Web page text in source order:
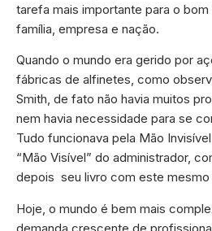
tarefa mais importante para o
família, empresa e nação.
Quando o mundo era gerido por
fábricas de alfinetes, como
Smith, de fato não havia muitos
nem havia necessidade para se
Tudo funcionava pela Mão
“Mão Visível” do administrador,
depois seu livro com este mesmo
Hoje, o mundo é bem mais
demanda crescente de